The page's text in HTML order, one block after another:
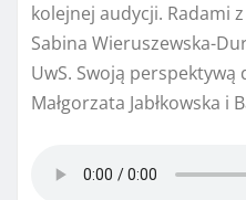
kolejnej audycji. Radami
Sabina Wieruszewska-
UwS. Swoją perspektywą
Małgorzata Jabłkowska i